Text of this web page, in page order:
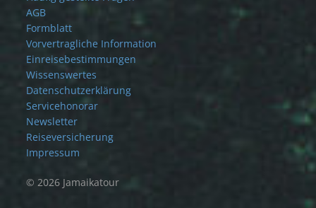
AGB
Formblatt
Vorvertragliche Information
Einreisebestimmungen
Wissenswertes
Datenschutzerklärung
Servicehonorar
Newsletter
Reiseversicherung
Impressum
© 2026 Jamaikatour